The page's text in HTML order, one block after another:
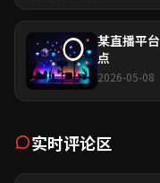
某直播平
点
2026-05-08
实时评论区